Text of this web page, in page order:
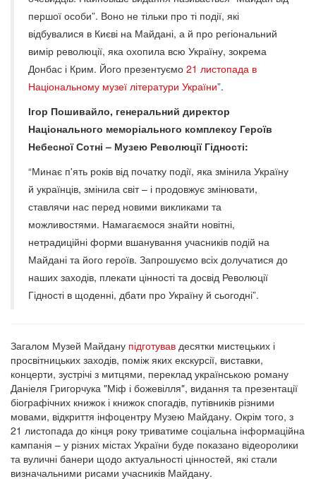
першої особи”. Воно не тільки про ті події, які
відбувалися в Києві на Майдані, а й про регіональний
вимір революції, яка охопила всю Україну, зокрема
Донбас і Крим. Його презентуємо 21 листопада в
Національному музеї літератури України”.
Ігор Пошивайло, генеральний директор
Національного меморіального комплексу Героїв
Небесної Сотні – Музею Революції Гідності:
“Минає п'ять років від початку події, яка змінила Україну
й українців, змінила світ – і продовжує змінювати,
ставлячи нас перед новими викликами та
можливостями. Намагаємося знайти новітні,
нетрадиційні форми вшанування учасників подій на
Майдані та його героїв. Запрошуємо всіх долучатися до
наших заходів, плекати цінності та досвід Революції
Гідності в щоденні, дбати про Україну й сьогодні”.
Загалом Музей Майдану підготував десятки мистецьких і
просвітницьких заходів, поміж яких екскурсії, виставки,
концерти, зустрічі з митцями, переклад українською роману
Даніеля Григорчука "Міф і божевілля", видання та презентації
біографічних книжок і книжок спогадів, путівників різними
мовами, відкриття інфоцентру Музею Майдану. Окрім того, з
21 листопада до кінця року триватиме соціальна інформаційна
кампанія – у різних містах України буде показано відеоролики
та вуличні банери щодо актуальності цінностей, які стали
визначальними рисами учасників Майдану.